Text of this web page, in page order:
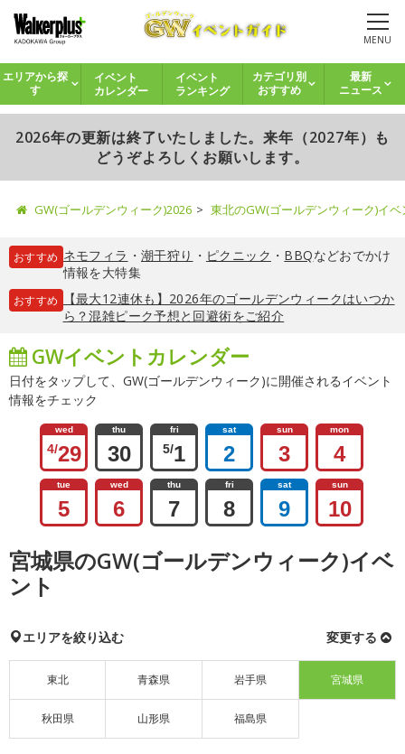
MENU
エリアから探
す
イベント
カレンダー
イベント
ランキング
カテゴリ別
おすすめ
最新
ニュース
2026年の更新は終了いたしました。来年（2027年）も
どうぞよろしくお願いします。
GW(ゴールデンウィーク)2026 東北のGW(ゴールデンウィーク)イ
おすすめ ネモフィラ ・ 潮干狩り ・ ピクニック ・ BBQなどおでかけ
情報を大特集
おすすめ
【最大12連休も】2026年のゴールデンウィークはいつか
ら？混雑ピーク予想と回避術をご紹介
GWイベントカレンダー
日付をタップして、GW(ゴールデンウィーク)に開催されるイベント
情報をチェック
wed
4/29
thu
30
fri
5/1
sat
2
sun
3
mon
4
tue
5
wed
6
thu
7
fri
8
sat
9
sun
10
宮城県のGW(ゴールデンウィーク)イベ
ント
エリアを絞り込む 変更する
東北 青森県 岩手県 宮城県
秋田県 山形県 福島県